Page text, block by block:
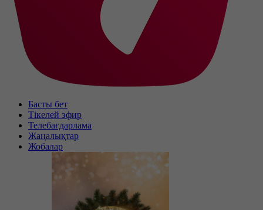
Басты бет
Тікелей эфир
Телебағдарлама
Жаңалықтар
Жобалар